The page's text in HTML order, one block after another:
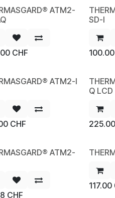
ATM2-
CHF
NEW
SD-I
100.00
ATM2-I
CHF
NEW
Q LCD
225.00
ATM2-
CHF
NEW
117.00